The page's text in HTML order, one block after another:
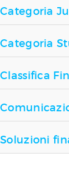
Categoria
Categoria
Classifica
Soluzioni